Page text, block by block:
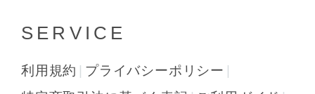
SERVICE
利用規約
プライバシーポリシー